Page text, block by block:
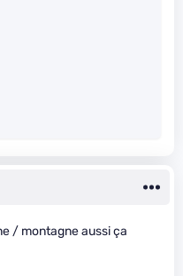
/ montagne aussi ça